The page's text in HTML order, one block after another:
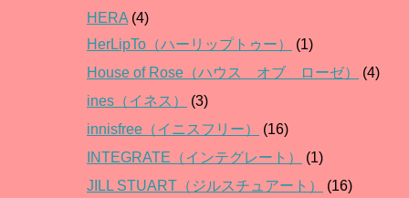
HERA(4)
HerLipTo（ハーリップトゥー）
(1)
House of Rose（ハウス オブ ローゼ）
(4)
ines（イネス）
(3)
innisfree（イニスフリー）
(16)
INTEGRATE（インテグレート）
(1)
JILL STUART（ジルスチュアート）
(16)